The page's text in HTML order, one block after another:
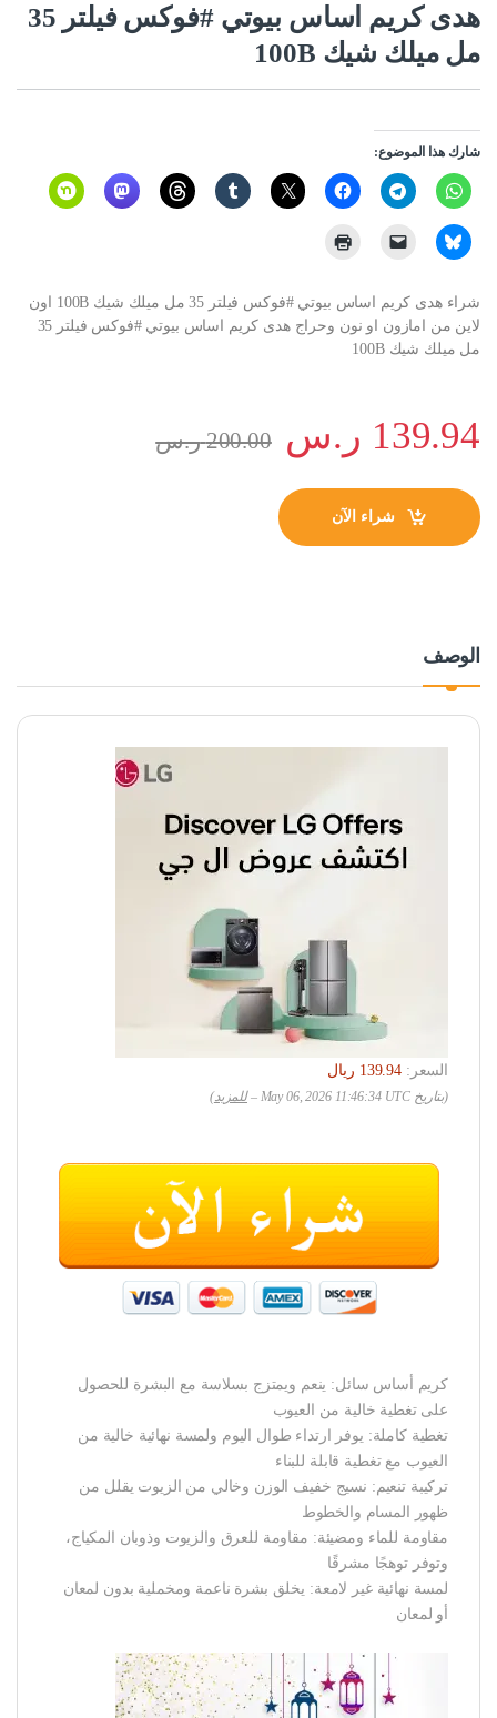
هدى كريم اساس بيوتي #فوكس فيلتر 35
مل ميلك شيك 100B
شارك هذا الموضوع:
شراء هدى كريم اساس بيوتي #فوكس فيلتر 35 مل ميلك شيك 100B اون
لاين من امازون او نون وحراج هدى كريم اساس بيوتي #فوكس فيلتر 35
مل ميلك شيك 100B
139.94 ر.س 200.00 ر.س
شراء الآن
الوصف
السعر:
‏139.94 ريال
(بتاريخ May 06, 2026 11:46:34 UTC – للمزيد)
كريم أساس سائل: ينعم ويمتزج بسلاسة مع البشرة للحصول
على تغطية خالية من العيوب
تغطية كاملة: يوفر ارتداء طوال اليوم ولمسة نهائية خالية من
العيوب مع تغطية قابلة للبناء
تركيبة تنعيم: نسيج خفيف الوزن وخالي من الزيوت يقلل من
ظهور المسام والخطوط
مقاومة للماء ومضيئة: مقاومة للعرق والزيوت وذوبان المكياج،
وتوفر توهجًا مشرقًا
لمسة نهائية غير لامعة: يخلق بشرة ناعمة ومخملية بدون لمعان
أو لمعان